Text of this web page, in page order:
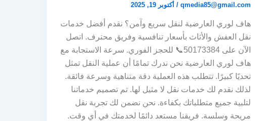
qmedia85@gmail.com
/ أكتوبر 19, 2025
هاف لوري العارضية لنقل سريع وآمن؟ نقدم أفضل خدمات
نقل العفش والأثاث بأسعار تنافسية وفريق محترف. اتصل
الآن على 50173384📞 للحجز الفوري. سرعة الاستجابة مع
هاف لوري العارضية نحن ندرك تمامًا أن عملية النقل تمثل
تحديًا كبيرًا. تتطلب هذه العملية دقة متناهية وسرعة فائقة.
لذلك نقدم لك خدمات نقل لا مثيل لها. تم تصميم خدماتنا
لتلبية جميع متطلباتك بكفاءة. نحن نضمن لك تجربة نقل
مريحة وسلسة. فريقنا مستعد دائمًا لخدمتك في أي وقت.